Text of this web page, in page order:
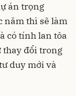
án trọng
năm thì sẽ làm
có tính lan tỏa
thay đổi trong
duy mới và